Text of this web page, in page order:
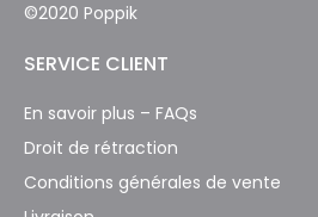
©2020 Poppik
SERVICE CLIENT
En savoir plus – FAQs
Droit de rétraction
Conditions générales de vente